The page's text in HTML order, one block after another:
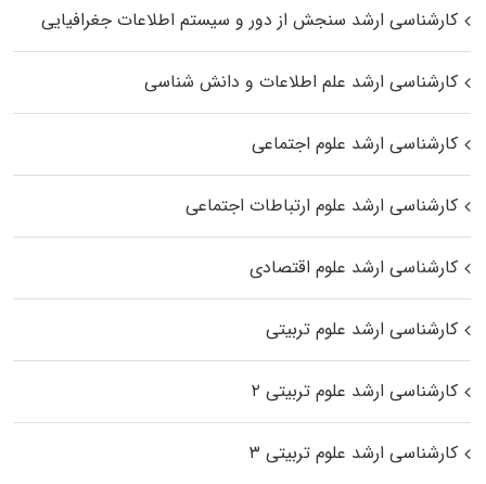
کارشناسی ارشد سنجش از دور و سیستم اطلاعات جغرافیایی
کارشناسی ارشد علم اطلاعات و دانش شناسی
کارشناسی ارشد علوم اجتماعی
کارشناسی ارشد علوم ارتباطات اجتماعی
کارشناسی ارشد علوم اقتصادی
کارشناسی ارشد علوم تربیتی
کارشناسی ارشد علوم تربیتی ۲
کارشناسی ارشد علوم تربیتی ۳